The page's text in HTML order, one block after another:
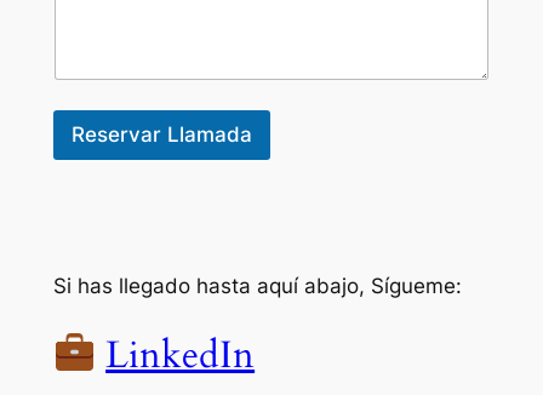
Reservar Llamada
Si has llegado hasta aquí abajo, Sígueme:
LinkedIn